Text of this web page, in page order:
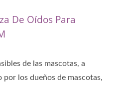
De Oídos Para
de las mascotas, a
por los dueños de mascotas,